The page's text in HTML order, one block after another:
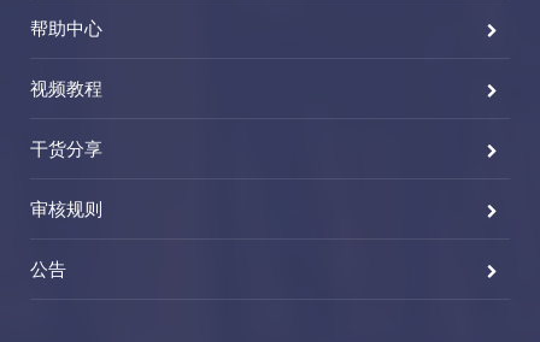
帮助中心
视频教程
干货分享
审核规则
公告